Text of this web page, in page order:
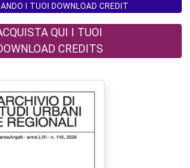
I TUOI DOWNLOAD CREDIT
QUI I TUOI
CREDITS